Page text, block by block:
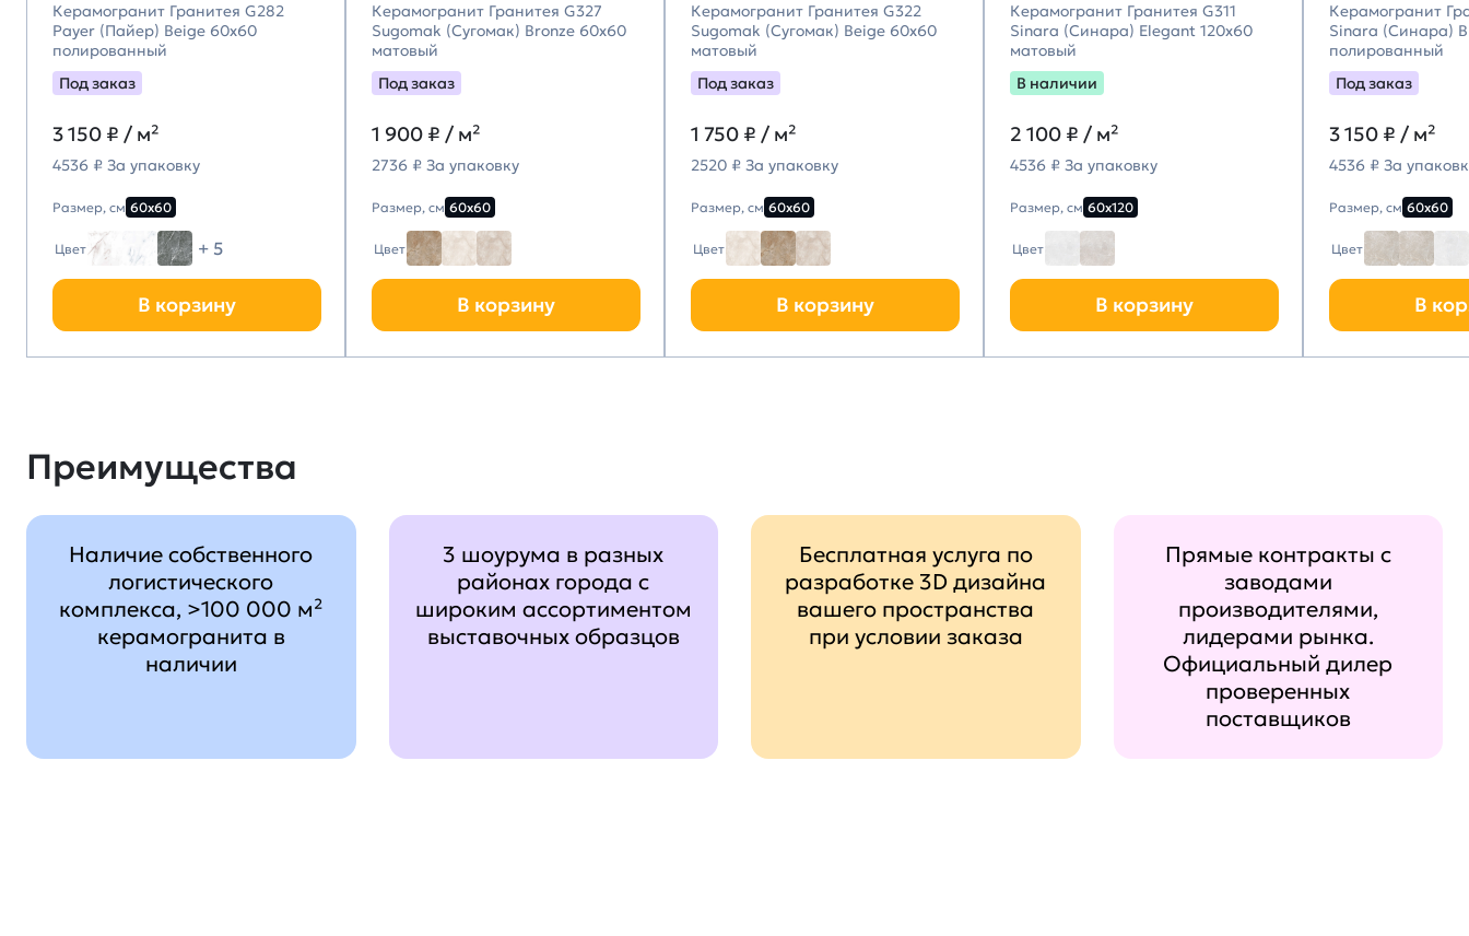
Керамогранит Гранитея G282
Payer (Пайер) Beige 60х60
полированный
Под заказ
3 150 ₽ / м²
4536 ₽ За упаковку
Размер, см 60х60
Цвет + 5
В корзину
Керамогранит Гранитея G327
Sugomak (Сугомак) Bronze 60х60
матовый
Под заказ
1 900 ₽ / м²
2736 ₽ За упаковку
Размер, см 60х60
Цвет
В корзину
Керамогранит Гранитея G322
Sugomak (Сугомак) Beige 60х60
матовый
Под заказ
1 750 ₽ / м²
2520 ₽ За упаковку
Размер, см 60х60
Цвет
В корзину
Керамогранит Гранитея G311
Sinara (Синара) Elegant 120х60
матовый
В наличии
2 100 ₽ / м²
4536 ₽ За упаковку
Размер, см 60х120
Цвет
В корзину
Керамогранит
Sinara (Синара)
полированный
Под заказ
3 150 ₽ / м²
4536 ₽ За
Размер, см 60х60
Цвет
В
Преимущества
Наличие собственного
логистического
комплекса, >100 000 м²
керамогранита в
наличии
3 шоурума в разных
районах города с
широким ассортиментом
выставочных образцов
Бесплатная услуга по
разработке 3D дизайна
вашего пространства
при условии заказа
Прямые контракты с
заводами
производителями,
лидерами рынка.
Официальный дилер
проверенных
поставщиков